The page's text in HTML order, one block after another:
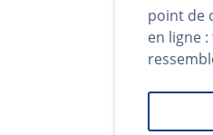
point de
en ligne